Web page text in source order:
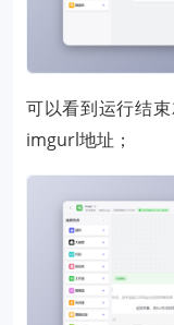
可以看到运行结
imgurl地址；